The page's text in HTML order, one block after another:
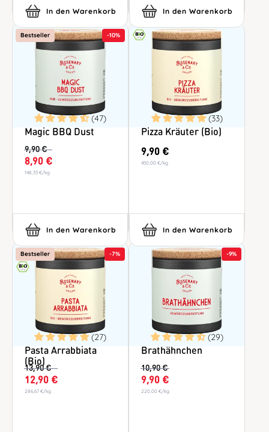
In den Warenkorb In den Warenkorb
-10%
Bestseller
(47)
Magic BBQ Dust
9,90 €
8,90 €
148,33 €/kg
In den Warenkorb
(33)
Pizza Kräuter (Bio)
9,90 €
450,00 €/kg
In den Warenkorb
-7%
Bestseller
(27)
Pasta Arrabbiata
(Bio)
13,90 €
12,90 €
286,67 €/kg
-9%
(29)
Brathähnchen
10,90 €
9,90 €
220,00 €/kg